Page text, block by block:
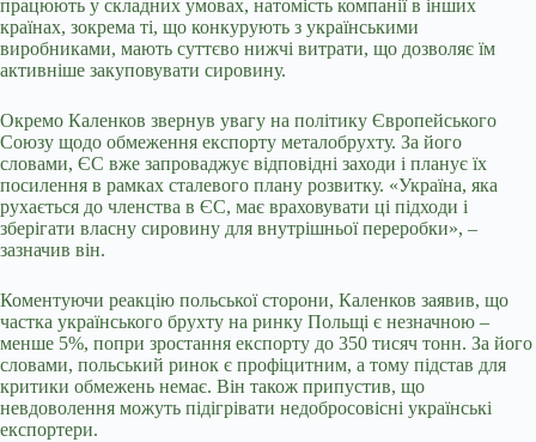
працюють у складних умовах, натомість компанії в інших
країнах, зокрема ті, що конкурують з українськими
виробниками, мають суттєво нижчі витрати, що дозволяє їм
активніше закуповувати сировину.
Окремо Каленков звернув увагу на політику Європейського
Союзу щодо обмеження експорту металобрухту. За його
словами, ЄС вже запроваджує відповідні заходи і планує їх
посилення в рамках сталевого плану розвитку. «Україна, яка
рухається до членства в ЄС, має враховувати ці підходи і
зберігати власну сировину для внутрішньої переробки», –
зазначив він.
Коментуючи реакцію польської сторони, Каленков заявив, що
частка українського брухту на ринку Польщі є незначною –
менше 5%, попри зростання експорту до 350 тисяч тонн. За його
словами, польський ринок є профіцитним, а тому підстав для
критики обмежень немає. Він також припустив, що
невдоволення можуть підігрівати недобросовісні українські
експортери.